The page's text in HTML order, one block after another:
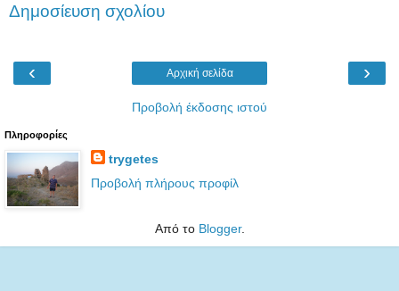
Δημοσίευση σχολίου
‹ ›
Αρχική σελίδα
Προβολή έκδοσης ιστού
Πληροφορίες
trygetes
Προβολή πλήρους προφίλ
Από το Blogger.